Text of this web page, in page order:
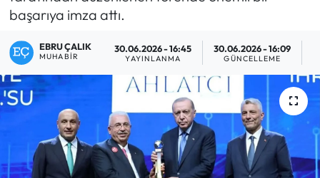
başarıya imza attı.
EBRU ÇALIK
MUHABIR
30.06.2026 - 16:45
YAYINLANMA
30.06.2026 - 16:09
GÜNCELLEME
Çorum Son Dakika Haberleri
Dodurga Haberleri
Eğitim
Ekonomi
Güncel
Son Dakika Haberleri
Haber Arşivi